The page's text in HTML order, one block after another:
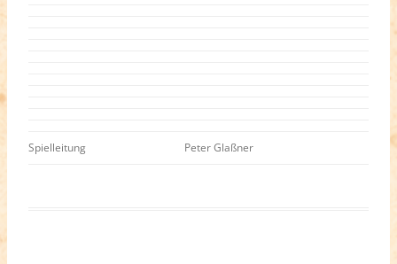
Spielleitung Peter Glaßner